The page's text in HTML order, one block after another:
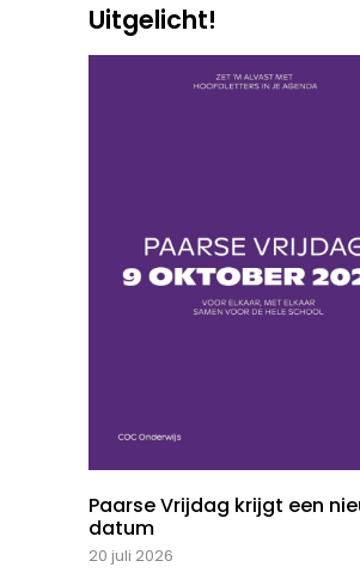
Uitgelicht!
Paarse Vrijdag krijgt een
datum
20 juli 2026